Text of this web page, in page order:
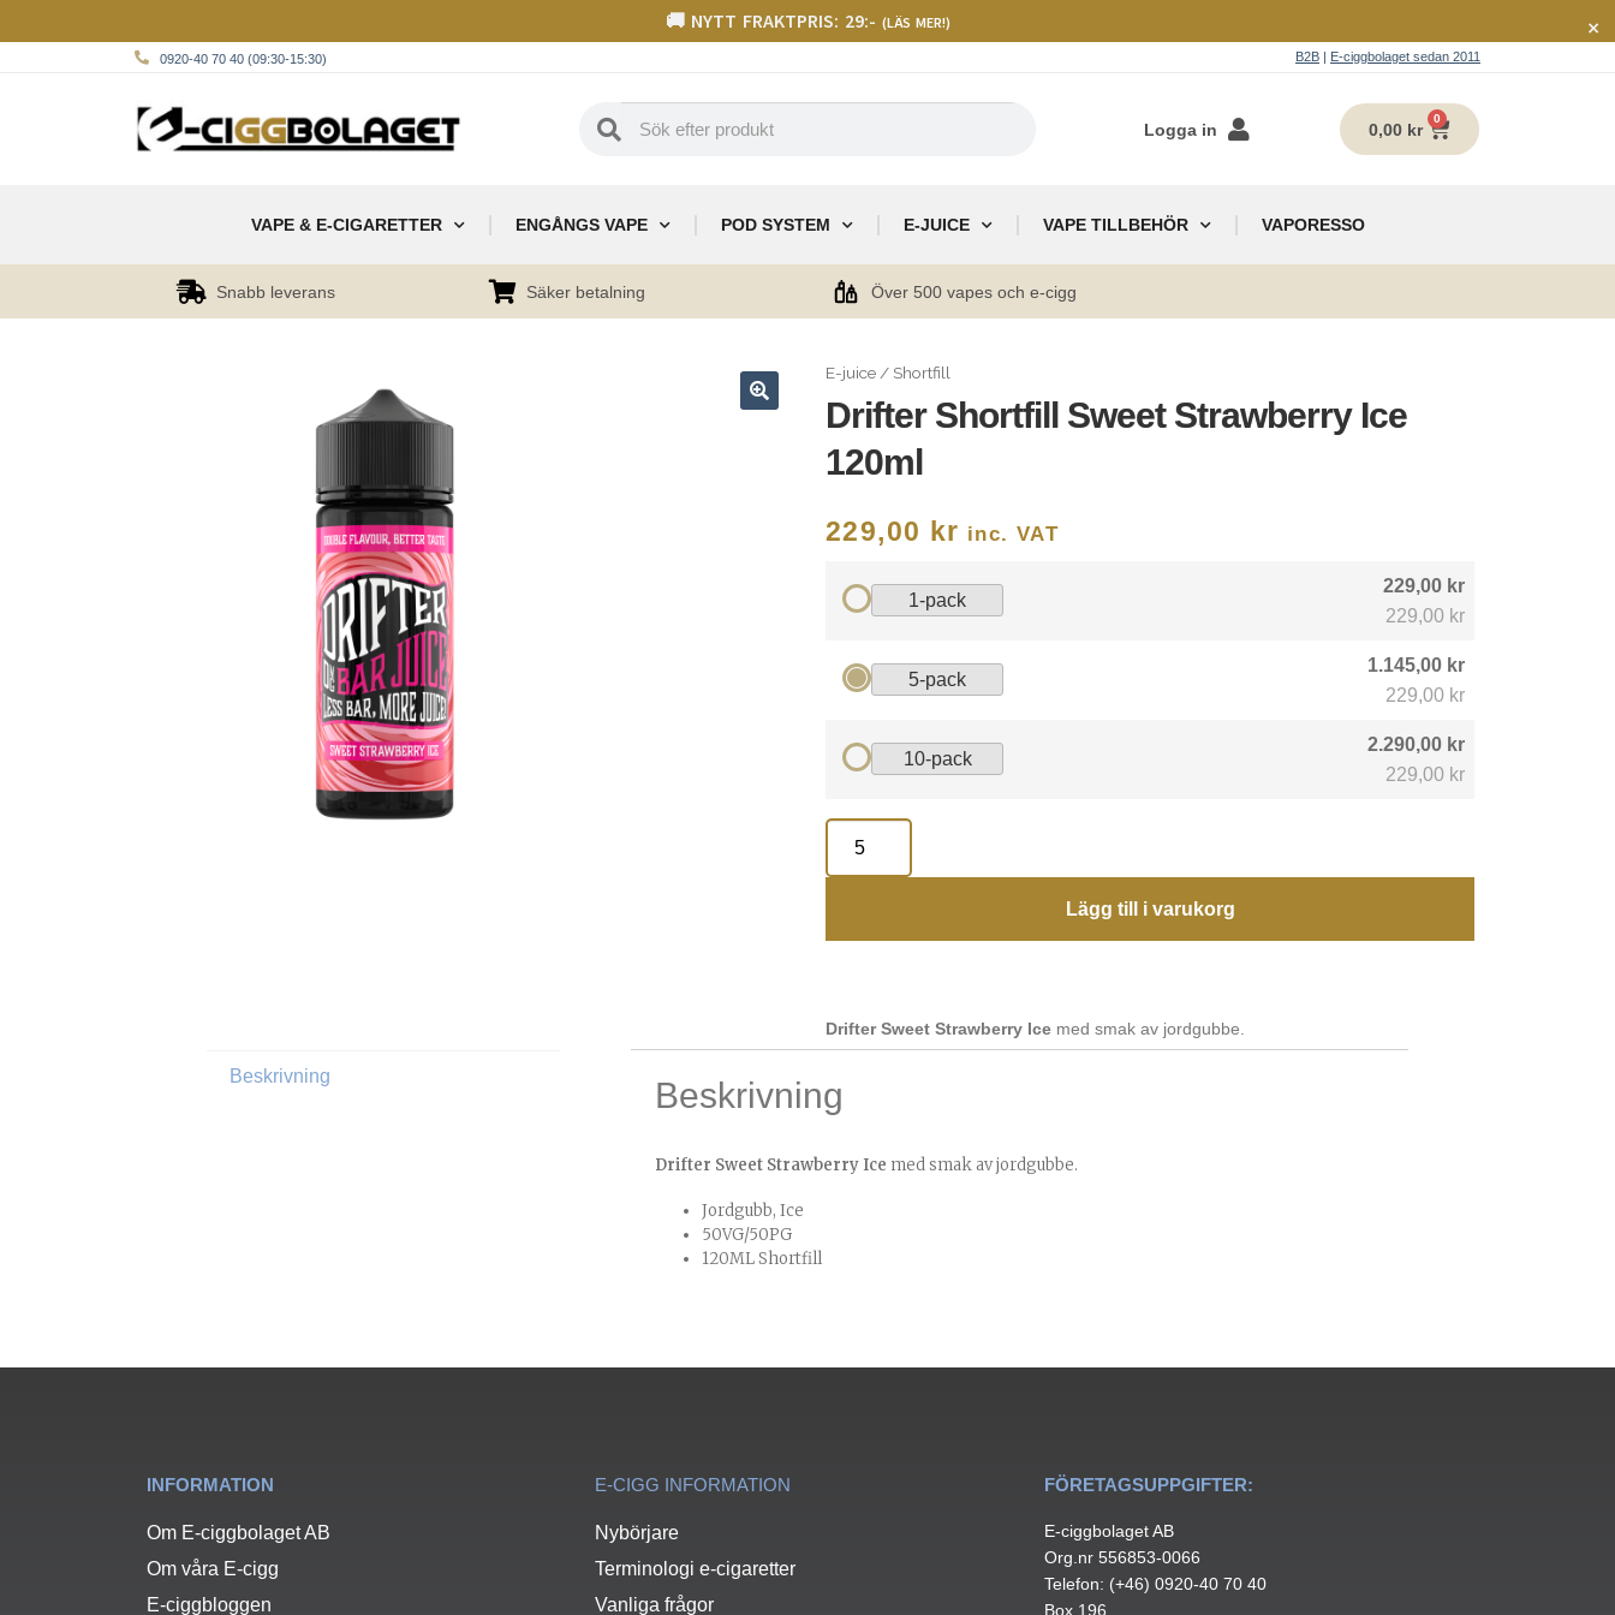
🚚 NYTT FRAKTPRIS: 29:- (LÄS MER!) ×
0920-40 70 40 (09:30-15:30) B2B | E-ciggbolaget sedan 2011
Logga in 0,00 kr
0
VAPE & E-CIGARETTER ENGÅNGS VAPE POD SYSTEM E-JUICE VAPE TILLBEHÖR VAPORESSO
Snabb leverans Säker betalning Över 500 vapes och e-cigg
E-juice/ Shortfill
Drifter Shortfill Sweet Strawberry Ice
120ml
229,00 kr inc. VAT
1-pack
229,00 kr
229,00 kr
5-pack
1.145,00 kr
229,00 kr
10-pack
2.290,00 kr
229,00 kr
Lägg till i varukorg
Drifter Sweet Strawberry Ice med smak av jordgubbe.
Beskrivning Beskrivning
Drifter Sweet Strawberry Ice med smak av jordgubbe.
Jordgubb, Ice
50VG/50PG
120ML Shortfill
INFORMATION
Om E-ciggbolaget AB
Om våra E-cigg
E-ciggbloggen
E-CIGG INFORMATION
Nybörjare
Terminologi e-cigaretter
Vanliga frågor
FÖRETAGSUPPGIFTER:
E-ciggbolaget AB
Org.nr 556853-0066
Telefon: (+46) 0920-40 70 40
Box 196